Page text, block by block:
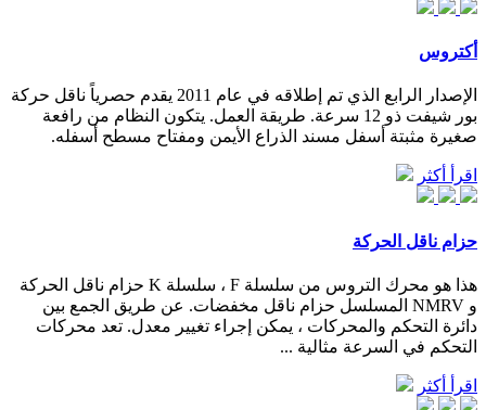
أكتروس
الإصدار الرابع الذي تم إطلاقه في عام 2011 يقدم حصرياً ناقل حركة
بور شيفت ذو 12 سرعة. طريقة العمل. يتكون النظام من رافعة
صغيرة مثبتة أسفل مسند الذراع الأيمن ومفتاح مسطح أسفله.
اقرأ أكثر
حزام ناقل الحركة
هذا هو محرك التروس من سلسلة F ، سلسلة K حزام ناقل الحركة
و NMRV المسلسل حزام ناقل مخفضات. عن طريق الجمع بين
دائرة التحكم والمحركات ، يمكن إجراء تغيير معدل. تعد محركات
التحكم في السرعة مثالية ...
اقرأ أكثر